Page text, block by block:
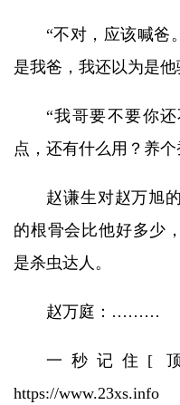
“不对，应该喊爸
是我爸，我还以为是
“我哥要不要你
点，还有什么用？养
赵谦生对赵万旭
的根骨会比他好多少
是杀虫达人。
赵万庭：………
一秒记住[
https://www.23xs.info